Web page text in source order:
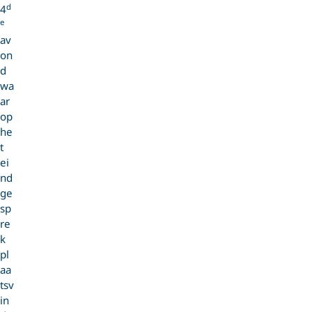
4d
e
av
on
d
wa
ar
op
he
t
ei
nd
ge
sp
re
k
pl
aa
tsv
in